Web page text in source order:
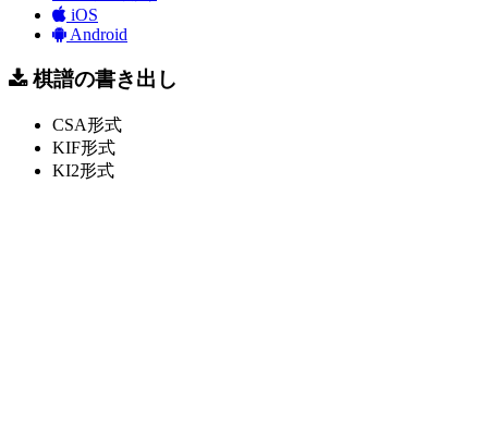
iOS
Android
棋譜の書き出し
CSA形式
KIF形式
KI2形式